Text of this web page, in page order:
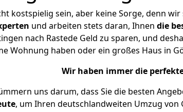
kostspielig sein, aber keine Sorge, denn wir
und arbeiten stets daran, Ihnen die
nach Rastede Geld zu sparen, und
Wohnung haben oder ein großes Haus in
Wir haben immer die
uns darum, dass Sie die besten
, um Ihren deutschlandweiten Umzug von